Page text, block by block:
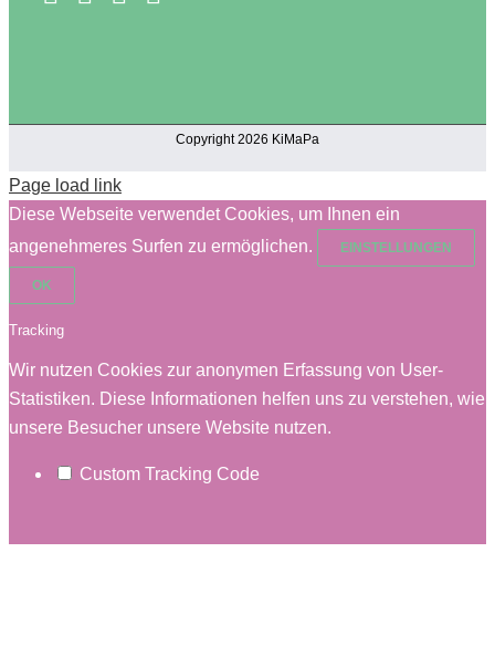
Copyright 2026 KiMaPa
Page load link
Diese Webseite verwendet Cookies, um Ihnen ein
angenehmeres Surfen zu ermöglichen.
EINSTELLUNGEN
OK
Tracking
Wir nutzen Cookies zur anonymen Erfassung von User-
Statistiken. Diese Informationen helfen uns zu verstehen, wie
unsere Besucher unsere Website nutzen.
Custom Tracking Code